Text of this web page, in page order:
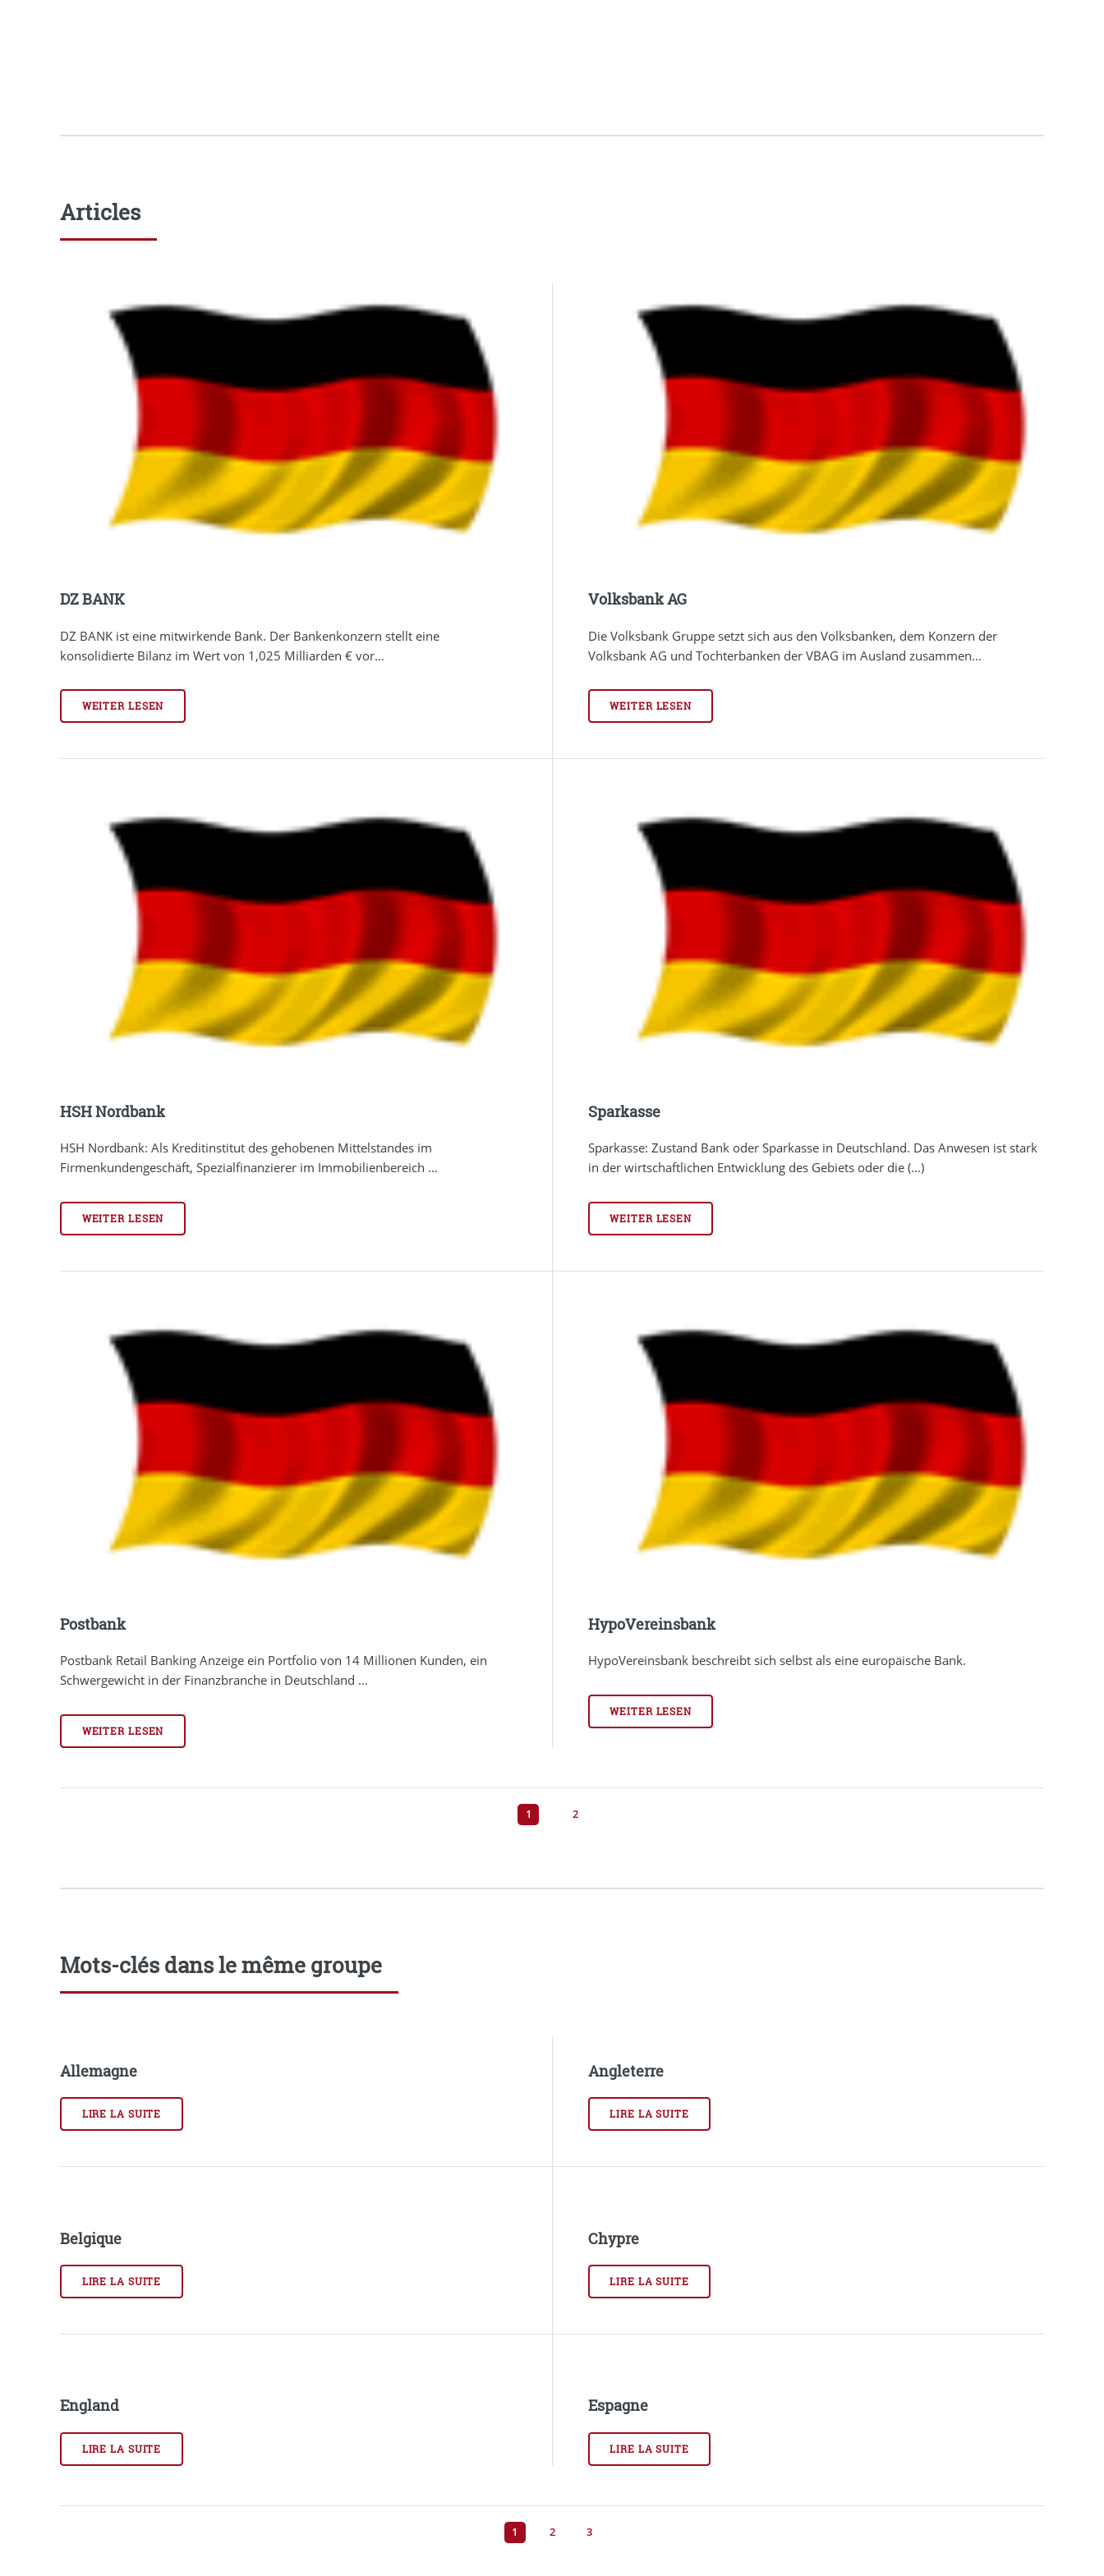
Articles
DZ BANK
DZ BANK ist eine mitwirkende Bank. Der Bankenkonzern stellt eine
konsolidierte Bilanz im Wert von 1,025 Milliarden € vor...
WEITER LESEN
Volksbank AG
Die Volksbank Gruppe setzt sich aus den Volksbanken, dem Konzern der
Volksbank AG und Tochterbanken der VBAG im Ausland zusammen...
WEITER LESEN
HSH Nordbank
HSH Nordbank: Als Kreditinstitut des gehobenen Mittelstandes im
Firmenkundengeschäft, Spezialfinanzierer im Immobilienbereich ...
WEITER LESEN
Sparkasse
Sparkasse: Zustand Bank oder Sparkasse in Deutschland. Das Anwesen ist stark
in der wirtschaftlichen Entwicklung des Gebiets oder die (...)
WEITER LESEN
Postbank
Postbank Retail Banking Anzeige ein Portfolio von 14 Millionen Kunden, ein
Schwergewicht in der Finanzbranche in Deutschland ...
WEITER LESEN
HypoVereinsbank
HypoVereinsbank beschreibt sich selbst als eine europäische Bank.
WEITER LESEN
1 2
Mots-clés dans le même groupe
Allemagne
LIRE LA SUITE
Angleterre
LIRE LA SUITE
Belgique
LIRE LA SUITE
Chypre
LIRE LA SUITE
England
LIRE LA SUITE
Espagne
LIRE LA SUITE
1 2 3